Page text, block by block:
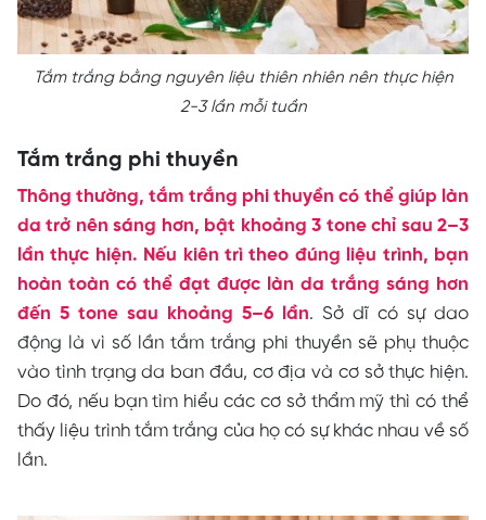
Tắm trắng bằng nguyên liệu thiên nhiên nên thực hiện
2-3 lần mỗi tuần
Tắm trắng phi thuyền
Thông thường, tắm trắng phi thuyền có thể giúp làn
da trở nên sáng hơn, bật khoảng 3 tone chỉ sau 2–3
lần thực hiện. Nếu kiên trì theo đúng liệu trình, bạn
hoàn toàn có thể đạt được làn da trắng sáng hơn
đến 5 tone sau khoảng 5–6 lần. Sở dĩ có sự dao
động là vì số lần tắm trắng phi thuyền sẽ phụ thuộc
vào tình trạng da ban đầu, cơ địa và cơ sở thực hiện.
Do đó, nếu bạn tìm hiểu các cơ sở thẩm mỹ thì có thể
thấy liệu trình tắm trắng của họ có sự khác nhau về số
lần.